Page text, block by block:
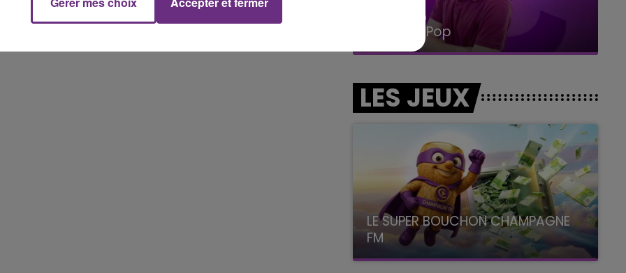
14h00 - 15h00
La Radio Pop
LES JEUX
LE SUPER BOUCHON CHAMPAGNE
FM
avec La Famille Champagne FM, à 8H10